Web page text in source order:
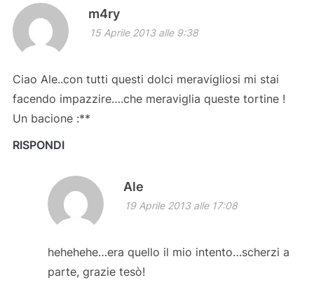
m4ry
15 Aprile 2013 alle 9:38
Ciao Ale..con tutti questi dolci meravigliosi mi stai
facendo impazzire….che meraviglia queste tortine !
Un bacione :**
RISPONDI
Ale
19 Aprile 2013 alle 17:08
hehehehe…era quello il mio intento…scherzi a
parte, grazie tesò!